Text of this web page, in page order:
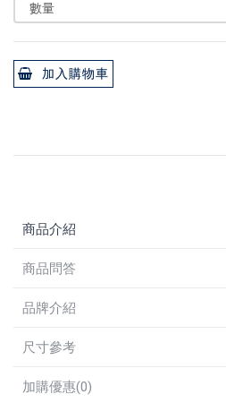
加入購物車
商品介紹
商品問答
品牌介紹
尺寸參考
加購優惠(0)